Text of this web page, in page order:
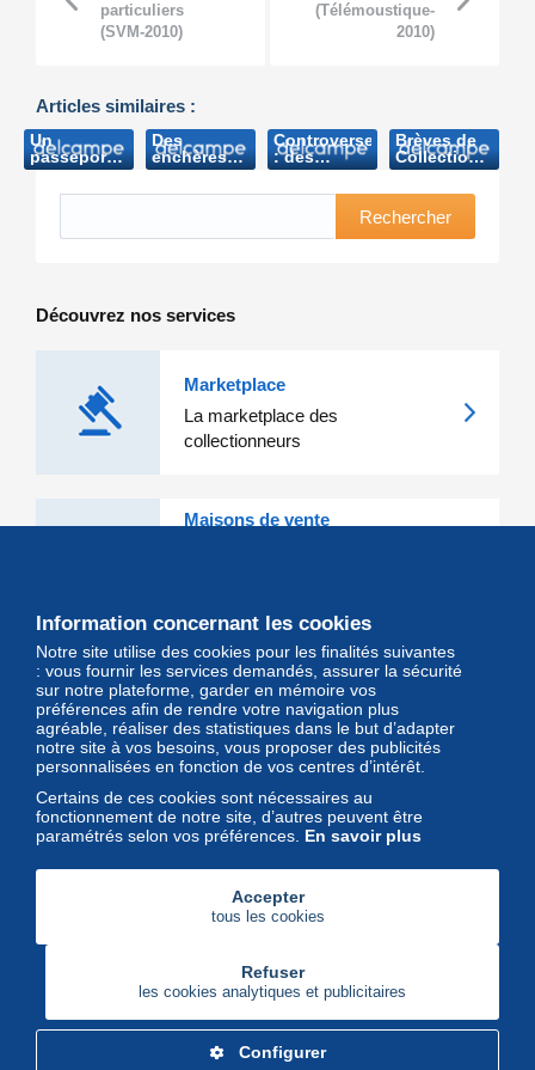
particuliers
(SVM-2010)
(Télémoustique-
2010)
Articles similaires :
Un
passeport
de
Baudouin
(Metro-
Des
enchères
royales
(Secunews-
Controverse
: des
documents
royaux en
vente (Sud
2006)
Brèves de
Collectionneurs
(Bedeka-
2007)
Rechercher
Découvrez nos services
Marketplace
La marketplace des
collectionneurs
Maisons de vente
Magazine
Un regard unique et décalé sur
l'univers des timbres et leurs
collectionneurs
Delcampe Corporate
Information concernant les cookies
Notre site utilise des cookies pour les finalités suivantes
: vous fournir les services demandés, assurer la sécurité
sur notre plateforme, garder en mémoire vos
préférences afin de rendre votre navigation plus
agréable, réaliser des statistiques dans le but d’adapter
notre site à vos besoins, vous proposer des publicités
personnalisées en fonction de vos centres d’intérêt.
Certains de ces cookies sont nécessaires au
fonctionnement de notre site, d’autres peuvent être
paramétrés selon vos préférences. En savoir plus
Accepter
tous les cookies
Refuser
les cookies analytiques et publicitaires
Configurer